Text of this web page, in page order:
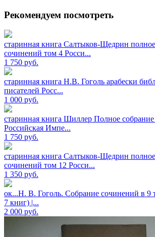
Рекомендуем посмотреть
старинная книга Салтыков-Щедрин
сочинений том 4 Росси...
1 750 руб.
старинная книга Н.В. Гоголь арабески
писателей Росс...
1 000 руб.
старинная книга Шиллер Полное
Российская Импе...
1 750 руб.
старинная книга Салтыков-Щедрин
сочинений том 12 Росси...
1 350 руб.
ок...Н. В. Гоголь. Собрание сочинений в 9
7 книг) |...
2 000 руб.